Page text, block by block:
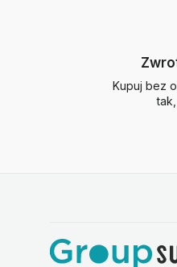
Kupuj bez